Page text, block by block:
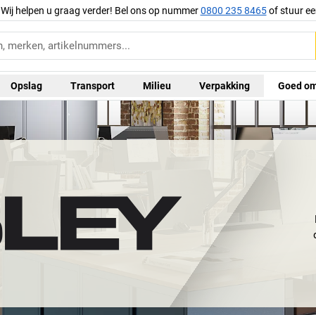
Wij helpen u graag verder! Bel ons op nummer0800 235 8465of stuur
Opslag Transport Milieu Verpakking Goed